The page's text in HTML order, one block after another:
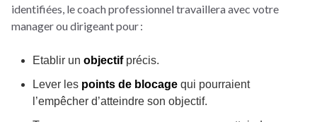
identifiées, le coach professionnel travaillera avec votre
manager ou dirigeant pour :
Etablir un objectif précis.
Lever les points de blocage qui pourraient
l’empêcher d’atteindre son objectif.